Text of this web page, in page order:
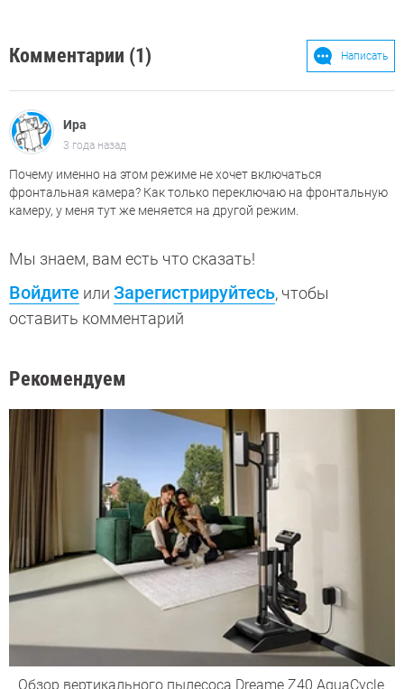
Комментарии (1) Написать
Ира
3 года назад
Почему именно на этом режиме не хочет включаться
фронтальная камера? Как только переключаю на фронтальную
камеру, у меня тут же меняется на другой режим.
Мы знаем, вам есть что сказать!
Войдите или Зарегистрируйтесь, чтобы
оставить комментарий
Рекомендуем
Обзор вертикального пылесоса Dreame Z40 AquaCycle